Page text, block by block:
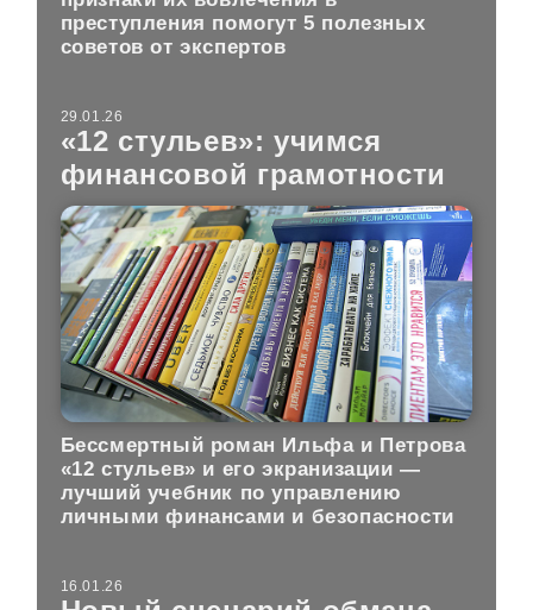
преступления помогут 5 полезных
советов от экспертов
29.01.26
«12 стульев»: учимся
финансовой грамотности
Бессмертный роман Ильфа и Петрова
«12 стульев» и его экранизации —
лучший учебник по управлению
личными финансами и безопасности
16.01.26